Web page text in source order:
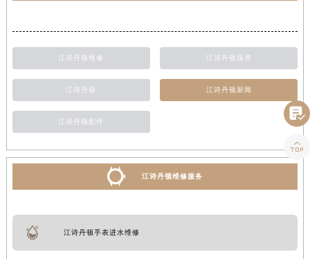
江诗丹顿维修 江诗丹顿保养
江诗丹顿 江诗丹顿新闻
江诗丹顿配件
江诗丹顿维修服务
江诗丹顿手表进水维修

